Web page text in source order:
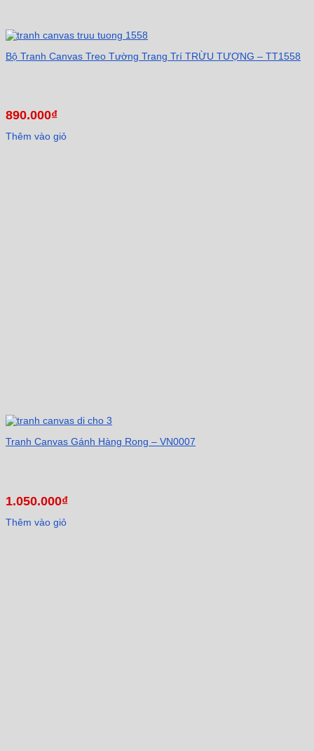
Bộ Tranh Canvas Treo Tường Trang Trí TRỪU TƯỢNG – TT1558
890.000₫
Thêm vào giỏ
Tranh Canvas Gánh Hàng Rong – VN0007
1.050.000₫
Thêm vào giỏ